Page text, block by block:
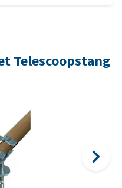
Telescoopstang